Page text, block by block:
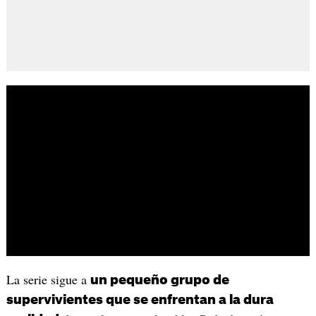
La serie sigue a un pequeño grupo de
supervivientes que se enfrentan a la dura